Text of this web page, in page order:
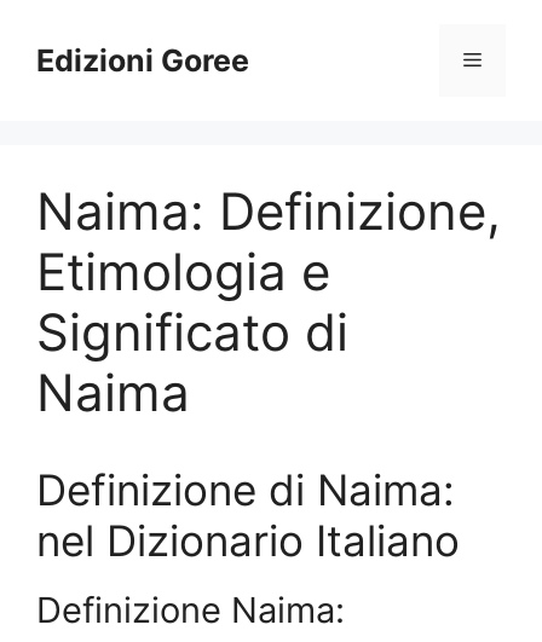
contenuto
Edizioni Goree Menu
Naima: Definizione,
Etimologia e
Significato di
Naima
Definizione di Naima:
nel Dizionario Italiano
Definizione Naima: